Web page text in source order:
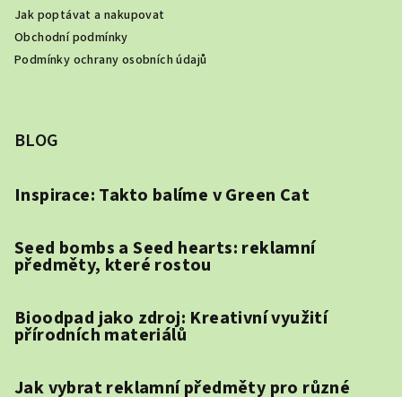
Jak poptávat a nakupovat
Obchodní podmínky
Podmínky ochrany osobních údajů
BLOG
Inspirace: Takto balíme v Green Cat
Seed bombs a Seed hearts: reklamní
předměty, které rostou
Bioodpad jako zdroj: Kreativní využití
přírodních materiálů
Jak vybrat reklamní předměty pro různé